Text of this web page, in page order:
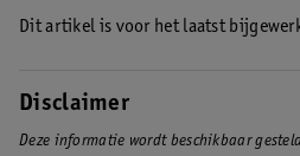
Dit artikel is voor het laatst
Disclaimer
Deze informatie wordt beschikbaar